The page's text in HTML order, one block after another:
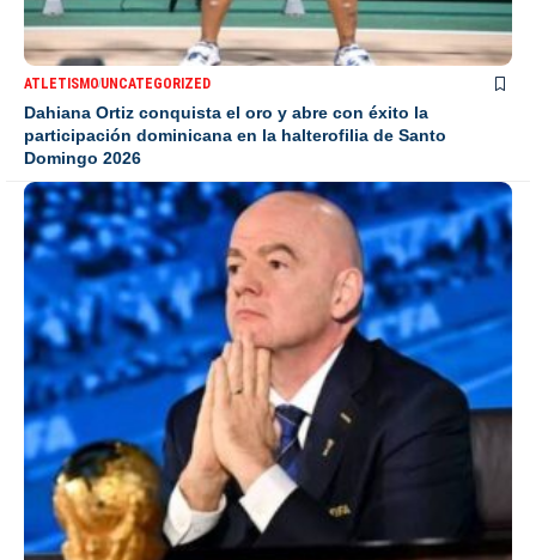
ATLETISMOUNCATEGORIZED
Dahiana Ortiz conquista el oro y abre con éxito la
participación dominicana en la halterofilia de Santo
Domingo 2026